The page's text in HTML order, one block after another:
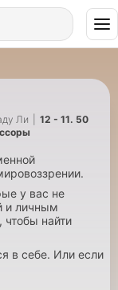
Ли
12 - 11. 50
у вас не
и личным
найти
в себе. Или если